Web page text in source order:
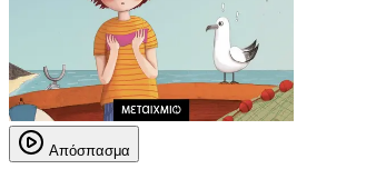
Απόσπασμα